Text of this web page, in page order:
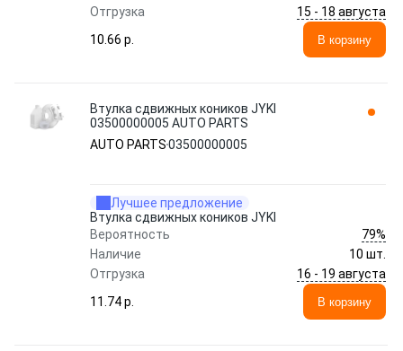
Отгрузка
15 - 18 августа
10.66 p.
В корзину
Втулка сдвижных коников JYKI
03500000005 AUTO PARTS
AUTO PARTS03500000005
Лучшее предложение
Втулка сдвижных коников JYKI
Вероятность
79%
Наличие
10 шт.
Отгрузка
16 - 19 августа
11.74 p.
В корзину